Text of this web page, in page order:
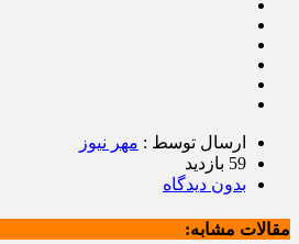
ارسال توسط : مهر نیوز
59 بازدید
بدون دیدگاه
مقالات مشابه: